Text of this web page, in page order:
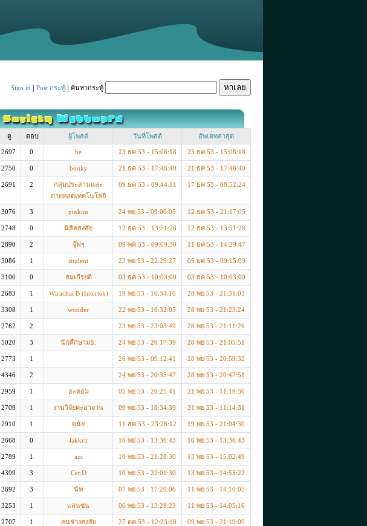
Sign in | Post กระทู้ | ค้นหากระทู้
ดู ตอบ ผู้โพสต์ วันที่โพสต์ อัพเดทล่าสุด
2697 0 be 23 ธค 53 - 15:08:18 23 ธค 53 - 15:08:18
2750 0 bouky 21 ธค 53 - 17:46:40 21 ธค 53 - 17:46:40
2691 2
กลุ่มประสานและ
ถ่ายทอดเทคโนโลยี
09 ธค 53 - 09:44:11 17 ธค 53 - 08:52:24
3076 3 pinkim 24 พย 53 - 09:00:05 12 ธค 53 - 21:17:05
2748 0 นิสิตสงสัย 12 ธค 53 - 13:51:28 12 ธค 53 - 13:51:28
2890 2 จุ๊ฟๆ 09 พค 53 - 09:09:30 11 ธค 53 - 14:29:47
3086 1 student 23 พย 53 - 22:29:27 05 ธค 53 - 09:15:09
3100 0 สมเกีรยติ 03 ธค 53 - 10:03:09 03 ธค 53 - 10:03:09
2683 1 Wirachai B (Intertek) 19 พย 53 - 16:34:16 28 พย 53 - 21:31:03
3308 1 wonder 22 พย 53 - 16:32:05 28 พย 53 - 21:23:24
2762 2 23 พย 53 - 23:03:49 28 พย 53 - 21:11:26
5020 3 นักศึกษามธ. 24 พย 53 - 20:17:39 28 พย 53 - 21:05:51
2773 1 26 พย 53 - 09:12:41 28 พย 53 - 20:59:32
4346 2 24 พย 53 - 20:35:47 28 พย 53 - 20:47:51
2959 1 อะตอม 05 พย 53 - 20:25:41 21 พย 53 - 11:19:36
2709 1 งานวิจัยคะอาจาน 09 พย 53 - 18:34:39 21 พย 53 - 11:14:31
2910 1 ดนัย 11 สค 53 - 23:28:12 19 พย 53 - 21:04:30
2668 0 Jakkrit 16 พย 53 - 13:36:43 16 พย 53 - 13:36:43
2789 1 aui 10 พย 53 - 21:28:30 13 พย 53 - 15:02:49
4399 3 Cer.D 10 พย 53 - 22:01:30 13 พย 53 - 14:55:22
2692 3 นัท 07 พย 53 - 17:20:06 11 พย 53 - 14:10:05
3253 1 แสนซน 06 พย 53 - 13:28:23 11 พย 53 - 14:05:16
2707 1 คนช่างสงสัย 27 ตค 53 - 12:23:18 09 พย 53 - 21:19:09